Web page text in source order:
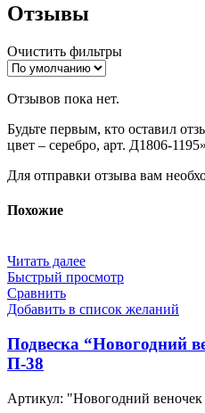
Отзывы
Очистить фильтры
Отзывов пока нет.
Будьте первым, кто оставил
цвет – серебро, арт. Д1806-1195»
Для отправки отзыва вам
Похожие
Читать далее
Быстрый просмотр
Сравнить
Добавить в список желаний
Подвеска “Новогодний
П-38
Артикул: "Новогодний